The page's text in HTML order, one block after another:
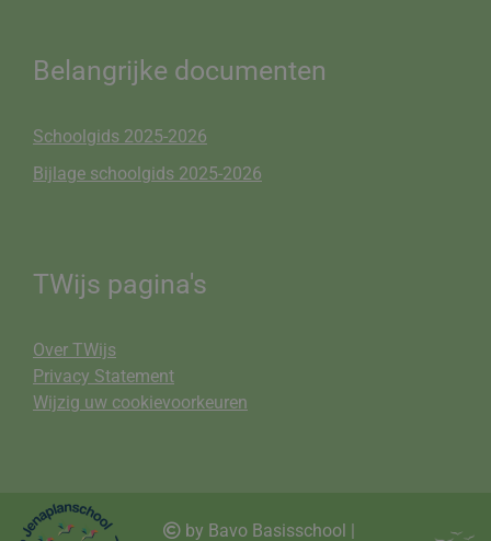
Belangrijke documenten
Schoolgids 2025-2026
Bijlage schoolgids 2025-2026
TWijs pagina's
Over TWijs
Privacy Statement
Wijzig uw cookievoorkeuren
by Bavo Basisschool |